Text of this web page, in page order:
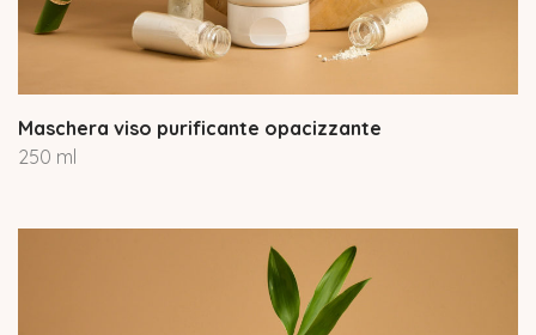
Maschera viso purificante opacizzante
250 ml